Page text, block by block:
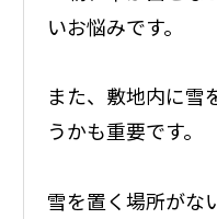
いお悩みです。
また、敷地内に雪
うかも重要です。
雪を置く場所がな